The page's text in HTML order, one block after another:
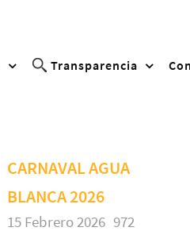
Transparencia
CARNAVAL AGUA
BLANCA 2026
15 Febrero 2026 972